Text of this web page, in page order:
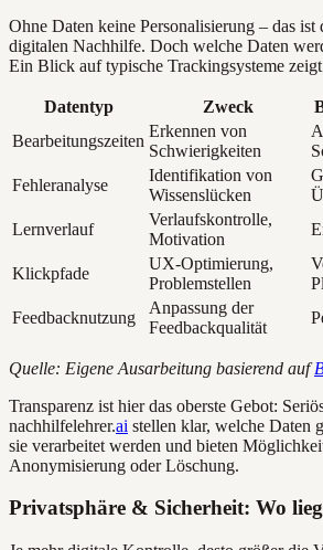
Ohne Daten keine Personalisierung – das ist
digitalen Nachhilfe. Doch welche Daten
Ein Blick auf typische Trackingsysteme
Datentyp Zweck
Bearbeitungszeiten
Erkennen von
Schwierigkeiten
Fehleranalyse
Identifikation von
Wissenslücken
Lernverlauf
Verlaufskontrolle,
Motivation
Klickpfade
UX-Optimierung,
Problemstellen
Feedbacknutzung
Anpassung der
Feedbackqualität
Quelle: Eigene Ausarbeitung basierend auf
Transparenz ist hier das oberste Gebot:
nachhilfelehrer.ai stellen klar, welche Daten
sie verarbeitet werden und bieten
Anonymisierung oder Löschung.
Privatsphäre & Sicherheit: Wo